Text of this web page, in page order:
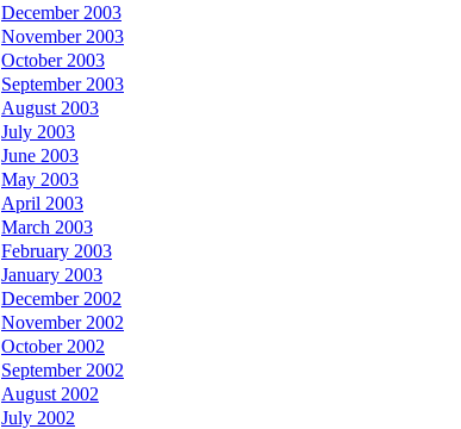
December 2003
November 2003
October 2003
September 2003
August 2003
July 2003
June 2003
May 2003
April 2003
March 2003
February 2003
January 2003
December 2002
November 2002
October 2002
September 2002
August 2002
July 2002